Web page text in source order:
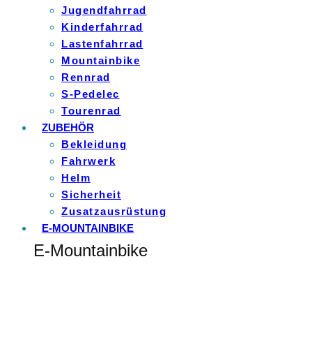
Jugendfahrrad
Kinderfahrrad
Lastenfahrrad
Mountainbike
Rennrad
S-Pedelec
Tourenrad
ZUBEHÖR
Bekleidung
Fahrwerk
Helm
Sicherheit
Zusatzausrüstung
E-MOUNTAINBIKE
E-Mountainbike